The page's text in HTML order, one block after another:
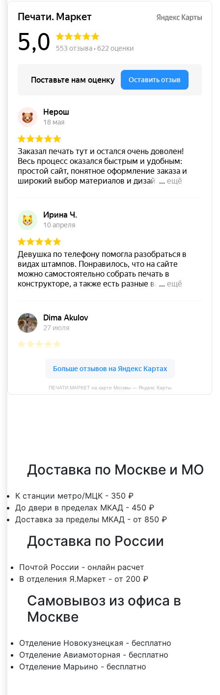
ПЕЧАТИ.МАРКЕТ на карте Москвы — Яндекс Карты
Доставка по Москве и МО
К станции метро/МЦК - 350 ₽
До двери в пределах МКАД - 450 ₽
Доставка за пределы МКАД - от 850 ₽
Доставка по России
Почтой России - онлайн расчет
В отделения Я.Маркет - от 200 ₽
Самовывоз из офиса в
Москве
Отделение Новокузнецкая - бесплатно
Отделение Авиамоторная - бесплатно
Отделение Марьино - бесплатно